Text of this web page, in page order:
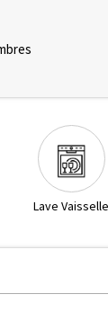
Lave Vaisselle